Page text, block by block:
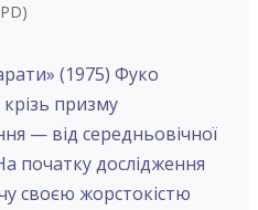
(1975) Фуко
крізь призму
— від середньовічної
початку дослідження
своєю жорстокістю